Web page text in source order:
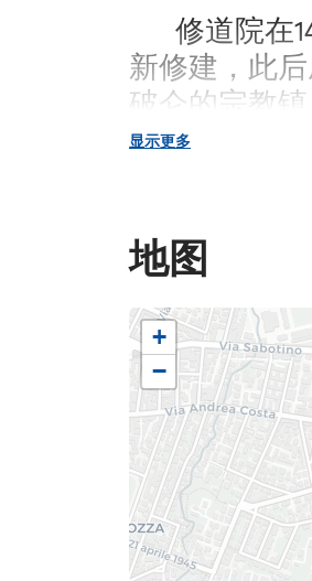
修道院在14
新修建，此
破仑的宗教
被改作俗用
关材料，展示
传画、多媒
置了新型多
Parri Emilia-
研究所也位
案馆、图书
研究和文化
动。 研究所
显示更多
地图
+
−